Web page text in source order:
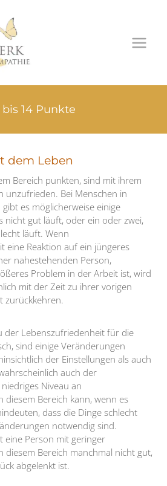
bis 14 Punkte
dem Leben
Bereich punkten, sind mit ihrem
unzufrieden. Bei Menschen in
es möglicherweise einige
nicht gut läuft, oder ein oder zwei,
läuft. Wenn
eine Reaktion auf ein jüngeres
nahestehenden Person,
Problem in der Arbeit ist, wird
mit der Zeit zu ihrer vorigen
zurückkehren.
der Lebenszufriedenheit für die
sind einige Veränderungen
der Einstellungen als auch
auch der
Niveau an
diesem Bereich kann, wenn es
dass die Dinge schlecht
notwendig sind.
Person mit geringer
diesem Bereich manchmal nicht gut,
abgelenkt ist.